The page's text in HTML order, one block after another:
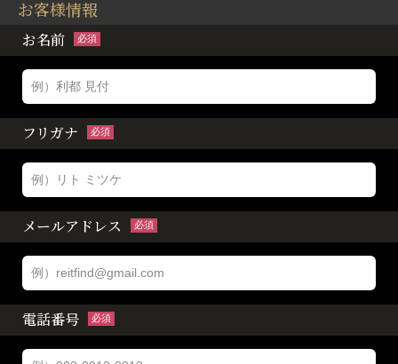
お客様情報
お名前 必須
フリガナ 必須
メールアドレス 必須
電話番号 必須